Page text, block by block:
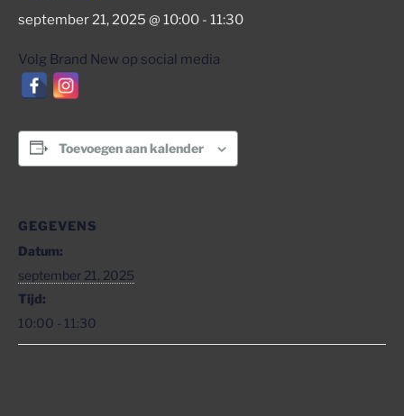
september 21, 2025 @ 10:00 - 11:30
Volg Brand New op social media
Toevoegen aan kalender
GEGEVENS
Datum:
september 21, 2025
Tijd:
10:00 - 11:30